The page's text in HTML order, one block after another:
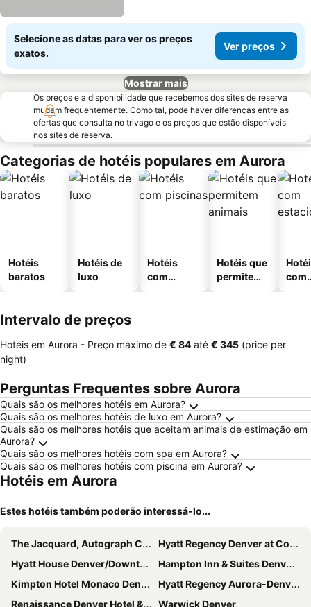
Selecione as datas para ver os preços
exatos.
Ver preços
Mostrar mais
Os preços e a disponibilidade que recebemos dos sites de reserva
mudam frequentemente. Como tal, pode haver diferenças entre as
ofertas que consulta no trivago e os preços que estão disponíveis
nos sites de reserva.
Categorias de hotéis populares em Aurora
Hotéis
baratos
Hotéis de
luxo
Hotéis
com
Hotéis que
permitem
com
Intervalo de preços
Hotéis em Aurora - Preço máximo de ‎€ 84 até ‎€ 345 (price per
night)
Perguntas Frequentes sobre Aurora
Quais são os melhores hotéis em Aurora?
Quais são os melhores hotéis de luxo em Aurora?
Quais são os melhores hotéis que aceitam animais de estimação em
Aurora?
Quais são os melhores hotéis com spa em Aurora?
Quais são os melhores hotéis com piscina em Aurora?
Hotéis em Aurora
Estes hotéis também poderão interessá-lo...
The Jacquard, Autograph Collection
Hyatt Regency Denver at Colorado Convention Center
Hyatt House Denver/Downtown
Hampton Inn & Suites Denver Downtown-Convention Center
Kimpton Hotel Monaco Denver By Ihg
Hyatt Regency Aurora-Denver Conference Center
Renaissance Denver Hotel & Conference Center
Warwick Denver